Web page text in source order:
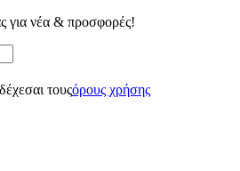
για νέα & προσφορές!
τουςόρους χρήσης